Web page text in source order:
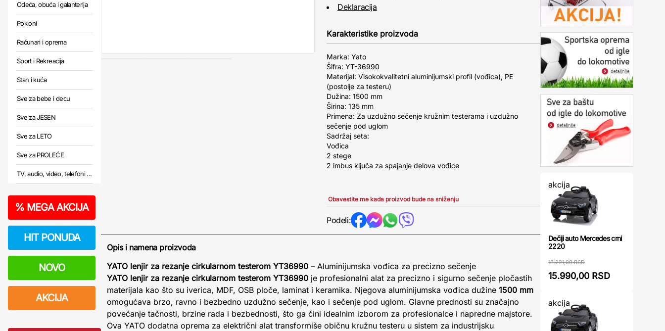
Odeća, obuća i galanterija
Pokloni
Računari i oprema
Sport i Rekreacija
Stan i kuća
Sve za bebe i decu
Sve za JESEN
Sve za LETO
Sve za PROLEĆE
TV, audio, video, telefoni ...
% MEGA AKCIJA
HIT PONUDA
NOVO
AKCIJA
Deklaracija
Karakteristike proizvoda
Marka: Yato
Šifra: YT-36990
Materijal: Visokokvalitetni aluminijumski profil (vođica), PE
(postolje za testeru)
Dužina: 1500 mm
Širina: 135 mm
Primena: Za uzdužno sečenje kružnim testerama i uzdužno
sečenje pod uglom
Sadržaj seta:
Vođica
2 stege
2 imbus ključa za spajanje delova vođice
Obavestite me kada proizvod bude na sniženju
Podeli:
Opis i namena proizvoda
YATO lenjir za rezanje cirkularnom testerom YT36990 – Aluminijumska vođica za precizno sečenje
YATO lenjir za rezanje cirkularnom testerom YT36990 je profesionalni alat za precizno i sigurno sečenje pločastih
materijala kao što su iverica, MDF, OSB ploče, laminat i keramika. Njegova aluminijumska vođica dužine 1500 mm
omogućava brzo, ravno i bezbedno uzdužno sečenje, kao i sečenje pod uglom. Glavne prednosti su značajno
povećanje tačnosti, brzine rada i bezbednosti, što ga čini idealnim izborom za profesionalce i napredne majstore.
Ova YATO dodatna oprema za električni alat transformiše običnu kružnu testeru u sistem za industrijsku
akcija
Dečiji auto Mercedes crni
2220
18.221,00 RSD
15.990,00 RSD
akcija